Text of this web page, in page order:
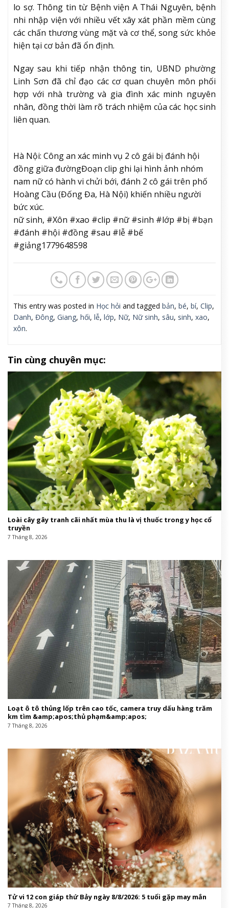
lo sợ. Thông tin từ Bệnh viện A Thái Nguyên, bệnh
nhi nhập viện với nhiều vết xây xát phần mềm cùng
các chấn thương vùng mặt và cơ thể, song sức khỏe
hiện tại cơ bản đã ổn định.
Ngay sau khi tiếp nhận thông tin, UBND phường
Linh Sơn đã chỉ đạo các cơ quan chuyên môn phối
hợp với nhà trường và gia đình xác minh nguyên
nhân, đồng thời làm rõ trách nhiệm của các học sinh
liên quan.
Hà Nội: Công an xác minh vụ 2 cô gái bị đánh hội
đồng giữa đườngĐoạn clip ghi lại hình ảnh nhóm
nam nữ có hành vi chửi bới, đánh 2 cô gái trên phố
Hoàng Cầu (Đống Đa, Hà Nội) khiến nhiều người
bức xúc.
nữ sinh, #Xôn #xao #clip #nữ #sinh #lớp #bị #bạn
#đánh #hội #đồng #sau #lễ #bế
#giảng1779648598
This entry was posted in Học hỏi and tagged bản, bé, bí, Clip,
Danh, Đông, Giang, hối, lễ, lớp, Nữ, Nữ sinh, sâu, sinh, xao,
xôn.
Tin cùng chuyên mục:
Loài cây gây tranh cãi nhất mùa thu là vị thuốc trong y học cổ
truyền
7 Tháng 8, 2026
Loạt ô tô thủng lốp trên cao tốc, camera truy dấu hàng trăm
km tìm &amp;apos;thủ phạm&amp;apos;
7 Tháng 8, 2026
Tử vi 12 con giáp thứ Bảy ngày 8/8/2026: 5 tuổi gặp may mắn
7 Tháng 8, 2026